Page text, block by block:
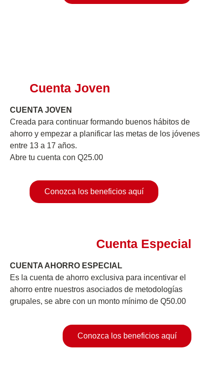
Cuenta Joven
CUENTA JOVEN ​
Creada para continuar formando buenos hábitos de
ahorro y empezar a planificar las metas de los jóvenes
entre 13 a 17 años. ​
Abre tu cuenta con Q25.00​
Conozca los beneficios aquí
Cuenta Especial
CUENTA AHORRO ESPECIAL​
Es la cuenta de ahorro exclusiva para incentivar el
ahorro entre nuestros asociados de metodologías
grupales, se abre con un monto mínimo de Q50.00
Conozca los beneficios aquí